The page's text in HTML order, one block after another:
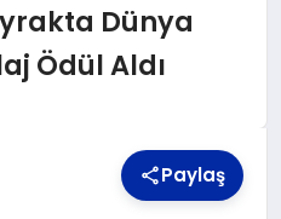
Dünya
Ödül Aldı
Paylaş